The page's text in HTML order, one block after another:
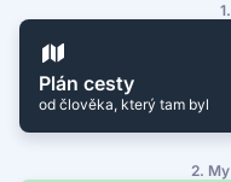
Plán cesty
od člověka, který tam byl
2.